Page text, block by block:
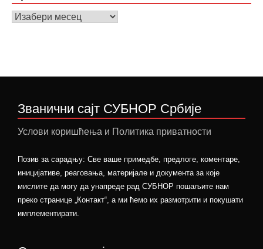
Архива
Званични сајт СУБНОР Србије
Услови коришћења и Политика приватности
Позив за сарадњу: Све ваше примедбе, предлоге, коментаре,
иницијативе, реаговања, материјале и документа за које
мислите да могу да унапреде рад СУБНОР пошаљите нам
преко странице „Контакт“, а ми ћемо их размотрити и покушати
имплементирати.